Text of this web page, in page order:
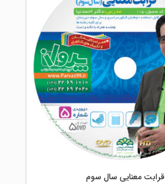
قرابت معنایی سال سوم